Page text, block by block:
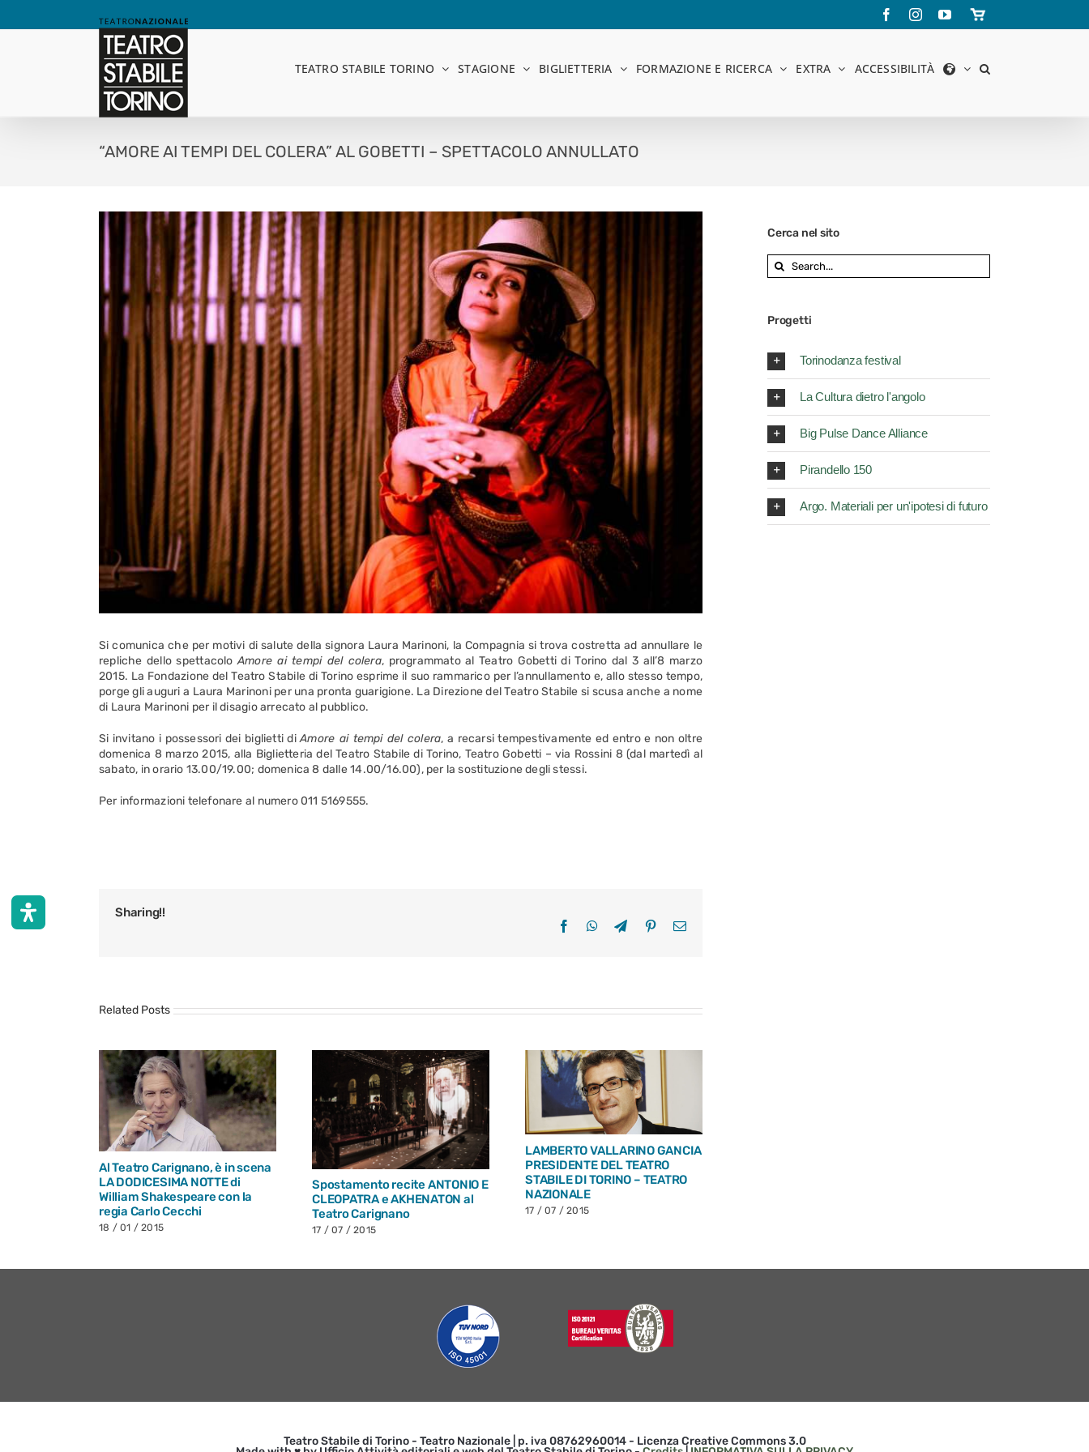
FacebookInstagramYouTube
Store
online
TEATRO STABILE TORINO STAGIONE BIGLIETTERIA FORMAZIONE E RICERCA EXTRA ACCESSIBILITÀ
“AMORE AI TEMPI DEL COLERA” AL GOBETTI – SPETTACOLO ANNULLATO
Si comunica che per motivi di salute della signora Laura Marinoni, la Compagnia si trova costretta ad annullare le
repliche dello spettacoloAmore ai tempi del colera, programmato al Teatro Gobetti di Torino dal 3 all’8 marzo
2015. La Fondazione del Teatro Stabile di Torino esprime il suo rammarico per l’annullamento e, allo stesso tempo,
porge gli auguri a Laura Marinoni per una pronta guarigione. La Direzione del Teatro Stabile si scusa anche a nome
di Laura Marinoni per il disagio arrecato al pubblico.
Si invitano i possessori dei biglietti diAmore ai tempi del colera, a recarsi tempestivamente ed entro e non oltre
domenica 8 marzo 2015, alla Biglietteria del Teatro Stabile di Torino, Teatro Gobetti – via Rossini 8 (dal martedì al
sabato, in orario 13.00/19.00; domenica 8 dalle 14.00/16.00), per la sostituzione degli stessi.
Per informazioni telefonare al numero 011 5169555.
Sharing!!
FacebookWhatsApp
TelegramPinterestEmail
Related Posts
Al Teatro Carignano, è in scena
LA DODICESIMA NOTTE di
William Shakespeare con la
regia Carlo Cecchi
18 / 01 / 2015
Spostamento recite ANTONIO E
CLEOPATRA e AKHENATON al
Teatro Carignano
17 / 07 / 2015
LAMBERTO VALLARINO GANCIA
PRESIDENTE DEL TEATRO
STABILE DI TORINO – TEATRO
NAZIONALE
17 / 07 / 2015
VALTER MALOSTI
Cerca nel sito
Search
for:
Progetti
Torinodanza festival
La Cultura dietro l'angolo
Big Pulse Dance Alliance
Pirandello 150
Argo. Materiali per un'ipotesi di futuro
Teatro Stabile di Torino - Teatro Nazionale | p. iva 08762960014 - Licenza Creative Commons 3.0